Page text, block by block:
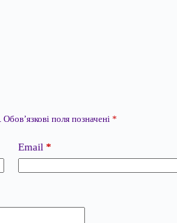
Обов’язкові поля позначені *
Email *